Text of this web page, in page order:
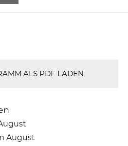
ALS PDF LADEN
August